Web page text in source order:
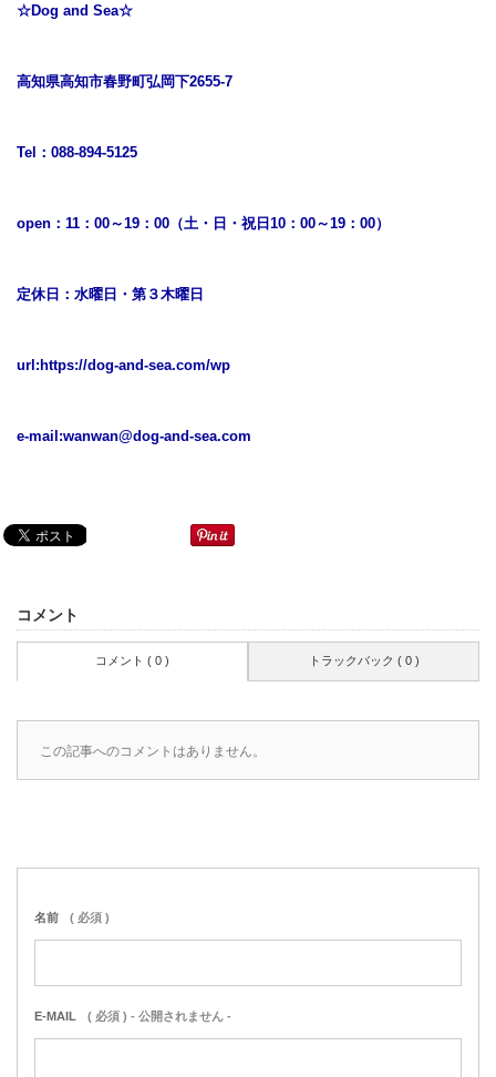
☆Dog and Sea☆
高知県高知市春野町弘岡下2655-7
Tel：088-894-5125
open：11：00～19：00（土・日・祝日10：00～19：00）
定休日：水曜日・第３木曜日
url: https://dog-and-sea.com/wp
e-mail:wanwan@dog-and-sea.com
コメント
コメント ( 0 ) トラックバック ( 0 )
この記事へのコメントはありません。
名前 ( 必須 )
E-MAIL ( 必須 ) - 公開されません -